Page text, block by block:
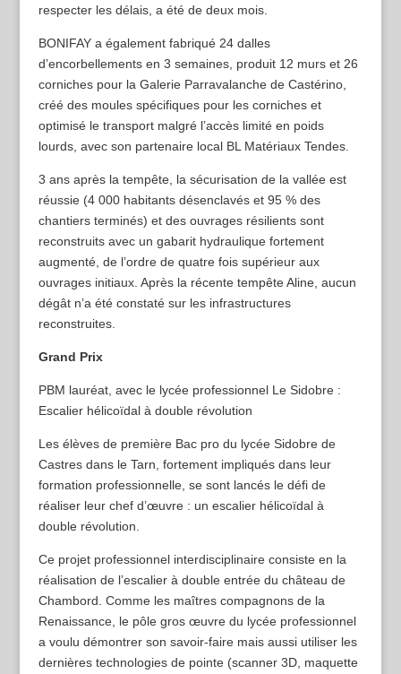
respecter les délais, a été de deux mois.
BONIFAY a également fabriqué 24 dalles
d’encorbellements en 3 semaines, produit 12 murs et 26
corniches pour la Galerie Parravalanche de Castérino,
créé des moules spécifiques pour les corniches et
optimisé le transport malgré l’accès limité en poids
lourds, avec son partenaire local BL Matériaux Tendes.
3 ans après la tempête, la sécurisation de la vallée est
réussie (4 000 habitants désenclavés et 95 % des
chantiers terminés) et des ouvrages résilients sont
reconstruits avec un gabarit hydraulique fortement
augmenté, de l’ordre de quatre fois supérieur aux
ouvrages initiaux. Après la récente tempête Aline, aucun
dégât n’a été constaté sur les infrastructures
reconstruites.
Grand Prix
PBM lauréat, avec le lycée professionnel Le Sidobre :
Escalier hélicoïdal à double révolution
Les élèves de première Bac pro du lycée Sidobre de
Castres dans le Tarn, fortement impliqués dans leur
formation professionnelle, se sont lancés le défi de
réaliser leur chef d’œuvre : un escalier hélicoïdal à
double révolution.
Ce projet professionnel interdisciplinaire consiste en la
réalisation de l’escalier à double entrée du château de
Chambord. Comme les maîtres compagnons de la
Renaissance, le pôle gros œuvre du lycée professionnel
a voulu démontrer son savoir-faire mais aussi utiliser les
dernières technologies de pointe (scanner 3D, maquette